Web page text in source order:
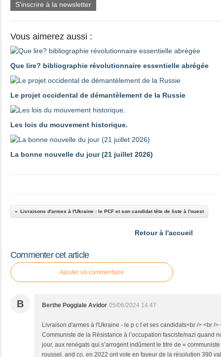
S'inscrire à la newsletter
Vous aimerez aussi :
Que lire? bibliographie révolutionnaire essentielle abrégée
Le projet occidental de démantèlement de la Russie
Les lois du mouvement historique.
La bonne nouvelle du jour (21 juillet 2026)
Livraisons d'armes à l'Ukraine : le PCF et son candidat tête de liste à l'ouest
Retour à l'accueil
Commenter cet article
Ajouter un commentaire
B Berthe Poggiale Avidor 05/06/2024 14:47
Livraison d'armes à l'Ukraine - le p c f et ses candidats<br /> <br />
Communiste de la Résistance à l’occupation fasciste/nazi quand
jour, aux renégats qui s’arrogent indûment le titre de «
roussel, and co, en 2022 ont vote en faveur de la résolution 390